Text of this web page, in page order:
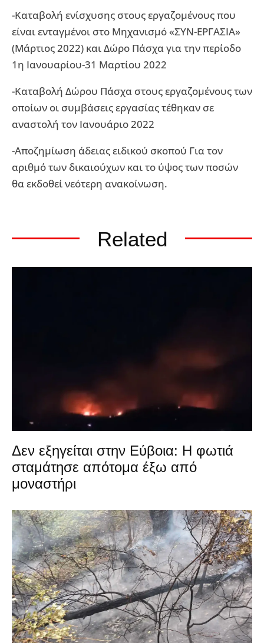
-Καταβολή ενίσχυσης στους εργαζομένους που
είναι ενταγμένοι στο Μηχανισμό «ΣΥΝ-ΕΡΓΑΣΙΑ»
(Μάρτιος 2022) και Δώρο Πάσχα για την περίοδο
1η Ιανουαρίου-31 Μαρτίου 2022
-Καταβολή Δώρου Πάσχα στους εργαζομένους των
οποίων οι συμβάσεις εργασίας τέθηκαν σε
αναστολή τον Ιανουάριο 2022
-Αποζημίωση άδειας ειδικού σκοπού Για τον
αριθμό των δικαιούχων και το ύψος των ποσών
θα εκδοθεί νεότερη ανακοίνωση.
Related
Δεν εξηγείται στην Εύβοια: Η φωτιά
σταμάτησε απότομα έξω από
μοναστήρι